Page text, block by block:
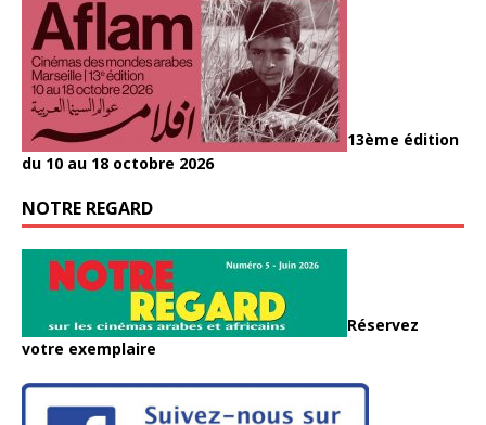
13ème édition
du 10 au 18 octobre 2026
NOTRE REGARD
Réservez
votre exemplaire